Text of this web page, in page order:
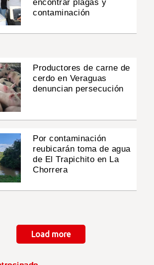
encontrar plagas y
contaminación
Productores de carne de
cerdo en Veraguas
denuncian persecución
Por contaminación
reubicarán toma de agua
de El Trapichito en La
Chorrera
Load more